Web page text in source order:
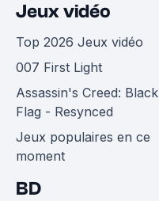
Jeux vidéo
Top 2026 Jeux vidéo
007 First Light
Assassin's Creed: Black
Flag - Resynced
Jeux populaires en ce
moment
BD